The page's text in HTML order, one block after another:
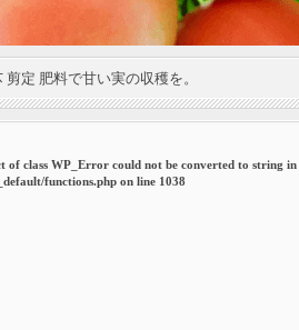
剪定 肥料で甘い実の収穫を。
of class WP_Error could not be converted to string in
functions.php on line 1038